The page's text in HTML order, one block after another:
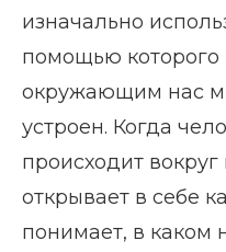
изначально
помощью
окружающим нас
устроен. Когда
происходит
открывает в себе
понимает, в каком